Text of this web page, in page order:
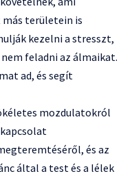
más területein is
kezelni a stresszt,
feladni az álmaikat.
ad, és segít
mozdulatokról
és az
által a test és a lélek